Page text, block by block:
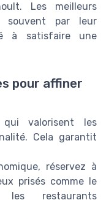
Les meilleurs
souvent par leur
à satisfaire une
pour affiner
qui valorisent les
Cela garantit
réservez à
prisés comme le
restaurants